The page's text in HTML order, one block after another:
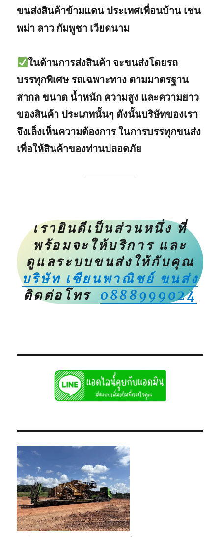
ขนส่งสินค้าข้ามแดน ประเทศเพื่อนบ้าน เช่น
พม่า ลาว กัมพูชา เวียดนาม
ในด้านการส่งสินค้า จะขนส่งโดยรถ
บรรทุกพิเศษ รถเฉพาะทาง ตามมาตรฐาน
สากล ขนาด น้ำหนัก ความสูง และความยาว
ของสินค้า ประเภทนั้นๆ ดังนั้นบริษัทของเรา
จึงเล็งเห็นความต้องการ ในการบรรทุกขนส่ง
เพื่อให้สินค้าของท่านปลอดภัย
เรายินดีเป็นส่วนหนึ่ง ที่
พร้อมจะให้บริการ และ
ดูแลระบบขนส่งให้กับคุณ
บริษัท เซียนพาณิชย์ ขนส่ง
ติดต่อโทร
0888999024